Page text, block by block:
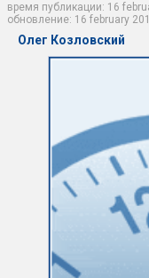
время публикации: 16
обновление: 16 february
Олег Козловский